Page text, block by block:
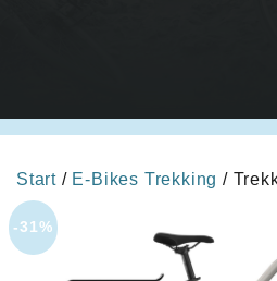
Start / E-Bikes Trekking /
-31%